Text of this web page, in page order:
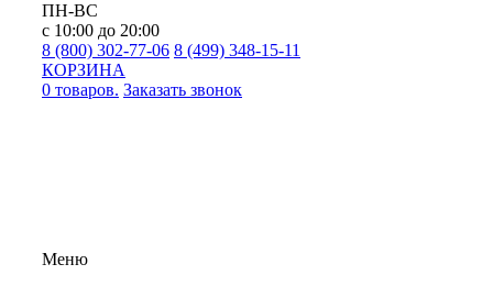
ПН-ВС
с 10:00 до 20:00
8 (800) 302-77-06 8 (499) 348-15-11
КОРЗИНА
0 товаров. Заказать звонок
Меню